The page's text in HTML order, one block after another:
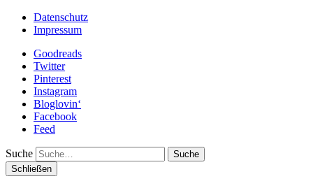
Datenschutz
Impressum
Goodreads
Twitter
Pinterest
Instagram
Bloglovin‘
Facebook
Feed
Suche
Schließen